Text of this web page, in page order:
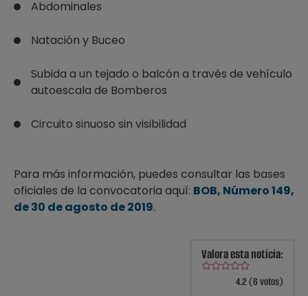
Abdominales
Natación y Buceo
Subida a un tejado o balcón a través de vehículo
autoescala de Bomberos
Circuito sinuoso sin visibilidad
Para más información, puedes consultar las bases
oficiales de la convocatoria aquí: BOB, Número 149,
de 30 de agosto de 2019.
Valora esta noticia:
4.2 (6 votos)